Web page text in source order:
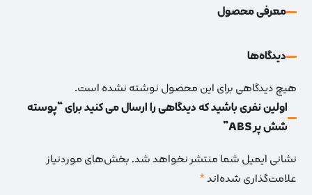
معرفی محصول
دیدگاه‌‌ها
هیچ دیدگاهی برای این محصول نوشته نشده است.
اولین نفری باشید که دیدگاهی را ارسال می کنید برای “پوسته
شش پر ABS”
نشانی ایمیل شما منتشر نخواهد شد.بخش‌های موردنیاز
علامت‌گذاری شده‌اند*